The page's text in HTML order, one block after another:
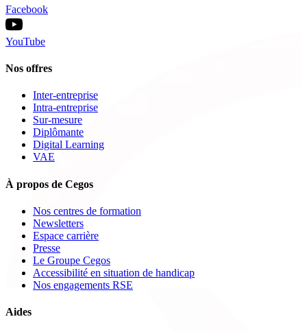
Facebook
YouTube
Nos offres
Inter-entreprise
Intra-entreprise
Sur-mesure
Diplômante
Digital Learning
VAE
À propos de Cegos
Nos centres de formation
Newsletters
Espace carrière
Presse
Le Groupe Cegos
Accessibilité en situation de handicap
Nos engagements RSE
Aides